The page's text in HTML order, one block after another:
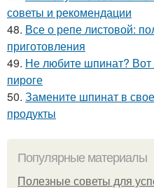
советы и рекомендации
48. Все о репе листовой:
приготовления
49. Не любите шпинат? Вот
пироге
50. Замените шпинат в
продукты
Популярные материалы
Полезные советы для